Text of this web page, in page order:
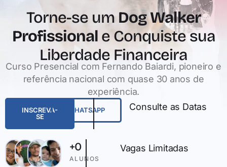
Torne-se umDog Walker
Profissional e Conquiste sua
Liberdade Financeira
Curso Presencial com Fernando Baiardi, pioneiro e
referência nacional com quase 30 anos de
experiência.
INSCREVA-
SE
WHATSAPP Consulte as Datas
ALUNOS
+0 Vagas Limitadas